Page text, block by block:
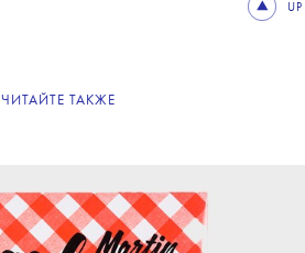
UP
ЧИТАЙТЕ ТАКЖЕ